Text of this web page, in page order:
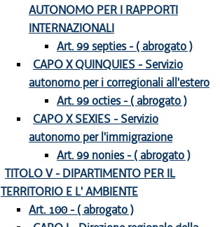
AUTONOMO PER I RAPPORTI
INTERNAZIONALI
Art. 99 septies - ( abrogato )
CAPO X QUINQUIES - Servizio
autonomo per i corregionali all'estero
Art. 99 octies - ( abrogato )
CAPO X SEXIES - Servizio
autonomo per l'immigrazione
Art. 99 nonies - ( abrogato )
TITOLO V - DIPARTIMENTO PER IL
TERRITORIO E L' AMBIENTE
Art. 100 - ( abrogato )